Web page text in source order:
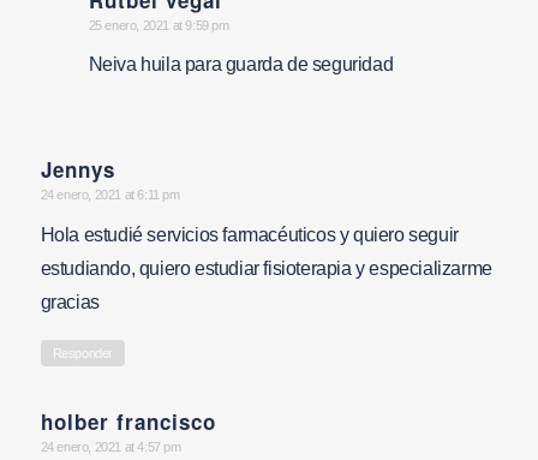
says:
25 enero, 2021 at 9:59 pm
Neiva huila para guarda de seguridad
Jennys
says:
24 enero, 2021 at 6:11 pm
Hola estudié servicios farmacéuticos y quiero seguir
estudiando, quiero estudiar fisioterapia y especializarme
gracias
Responder
holber francisco
says:
24 enero, 2021 at 4:57 pm